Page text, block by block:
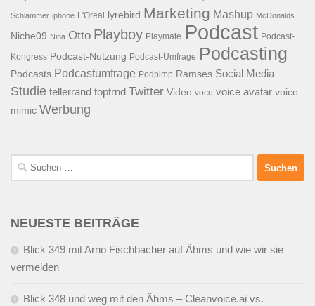
Schlämmer iphone L'Oreal lyrebird Marketing Mashup McDonalds
Niche09 Nina Otto Playboy Playmate Podcast Podcast-
Kongress Podcast-Nutzung Podcast-Umfrage Podcasting
Podcasts Podcastumfrage Podpimp Ramses Social Media
Studie tellerrand toptrnd Twitter Video voco voice avatar voice
mimic Werbung
Suchen
nach:
NEUESTE BEITRÄGE
Blick 349 mit Arno Fischbacher auf Ähms und wie wir sie
vermeiden
Blick 348 und weg mit den Ähms – Cleanvoice.ai vs.